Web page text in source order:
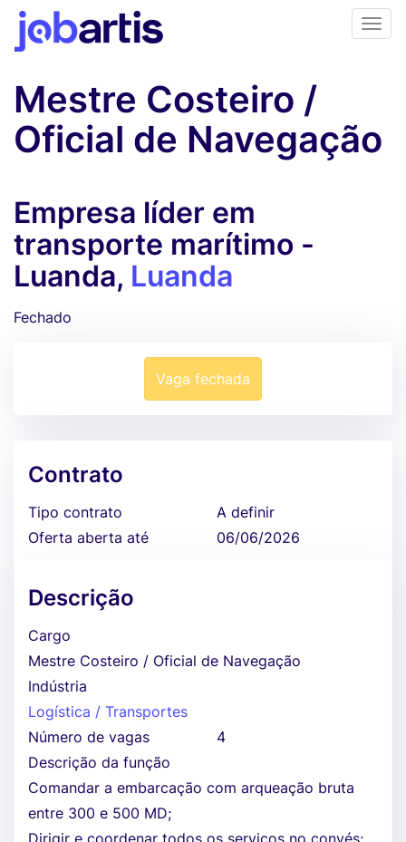
Mestre Costeiro /
Oficial de Navegação
Empresa líder em
transporte marítimo -
Luanda, Luanda
Fechado
Vaga fechada
Contrato
Tipo contrato
A definir
Oferta aberta até
06/06/2026
Descrição
Cargo
Mestre Costeiro / Oficial de Navegação
Indústria
Logística / Transportes
Número de vagas
4
Descrição da função
Comandar a embarcação com arqueação bruta
entre 300 e 500 MD;
Dirigir e coordenar todos os serviços no convés;